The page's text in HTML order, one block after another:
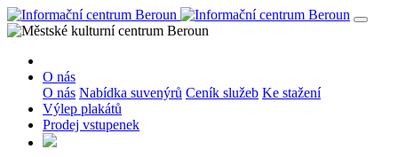
O nás
O nás Nabídka suvenýrů Ceník služeb Ke stažení
Výlep plakátů
Prodej vstupenek